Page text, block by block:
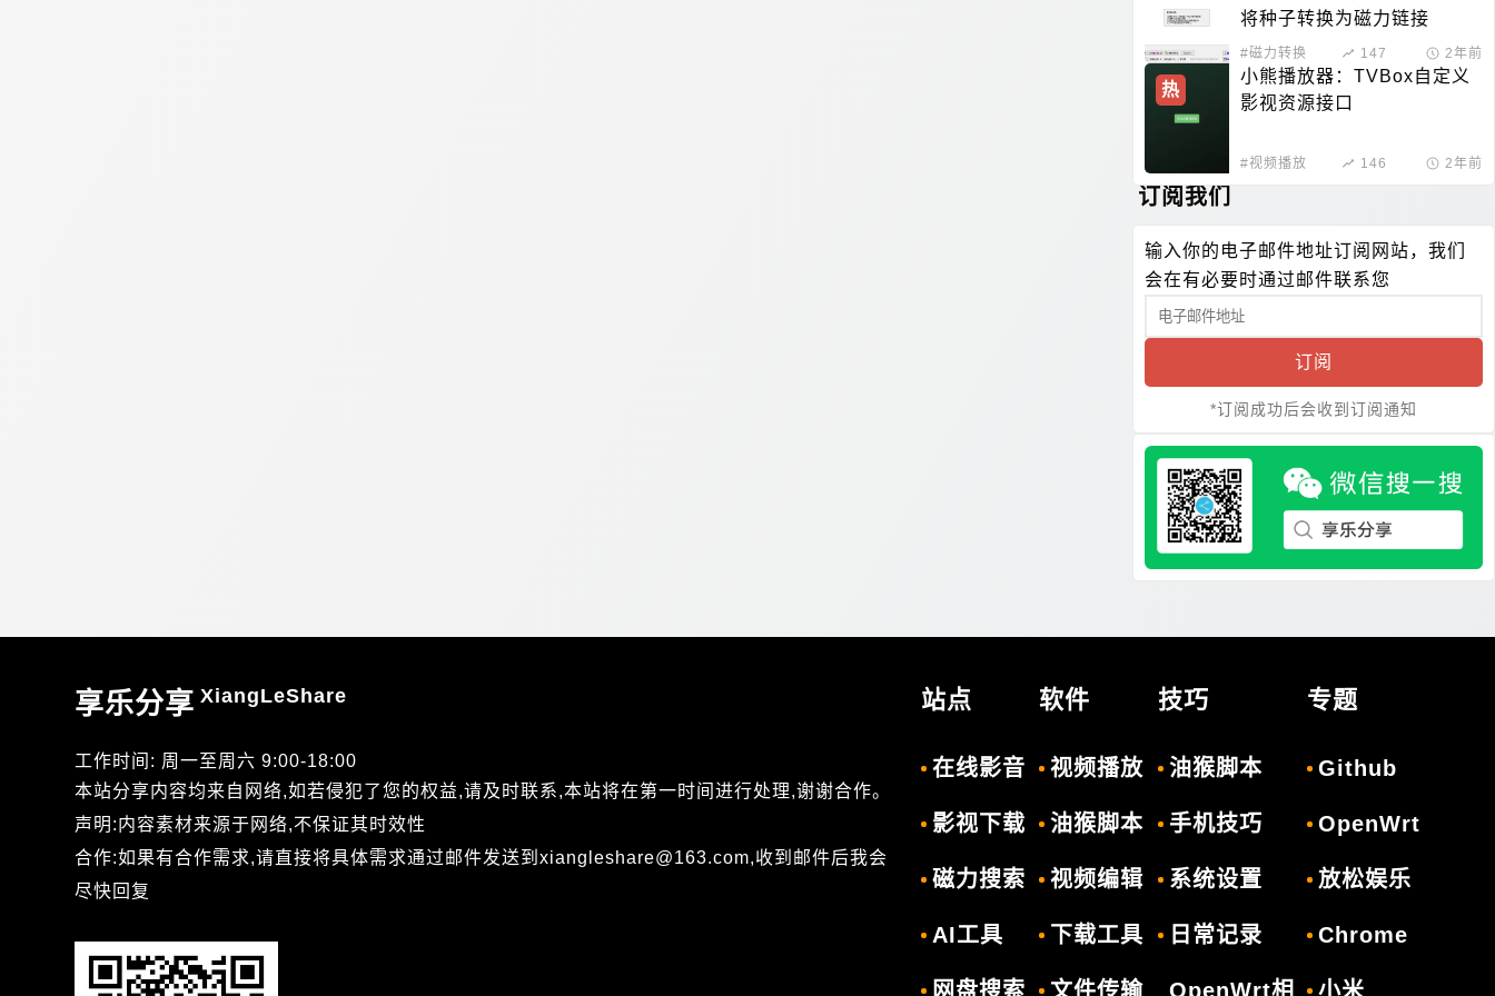
将种子转换为磁力链接
#磁力转换 147 2年前
热
小熊播放器：TVBox自定义
影视资源接口
#视频播放 146 2年前
订阅我们
输入你的电子邮件地址订阅网站，我们
会在有必要时通过邮件联系您
订阅
*订阅成功后会收到订阅通知
享乐分享 XiangLeShare
工作时间: 周一至周六 9:00-18:00
本站分享内容均来自网络,如若侵犯了您的权益,请及时联系,本站将在第一时间进行处理,谢谢合作。
声明:内容素材来源于网络,不保证其时效性
合作:如果有合作需求,请直接将具体需求通过邮件发送到xiangleshare@163.com,收到邮件后我会
尽快回复
站点
在线影音
影视下载
磁力搜索
AI工具
网盘搜索
软件
视频播放
油猴脚本
视频编辑
下载工具
文件传输
技巧
油猴脚本
手机技巧
系统设置
日常记录
OpenWrt相
专题
Github
OpenWrt
放松娱乐
Chrome
小米